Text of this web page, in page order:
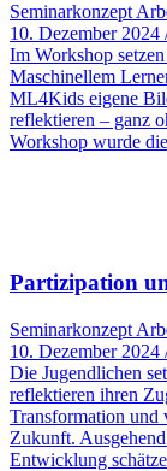
Seminarkonzept
10. Dezember
Im Workshop
Maschinellem
ML4Kids eigene
reflektieren – ganz
Workshop wurde
Partizipation
Seminarkonzept
10. Dezember
Die Jugendlichen
reflektieren ihren
Transformation und
Zukunft.
Entwicklung